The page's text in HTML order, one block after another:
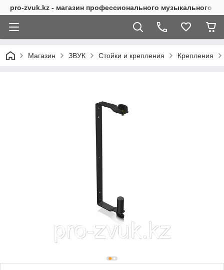
pro-zvuk.kz - магазин профессионального музыкального
Магазин ЗВУК Стойки и крепления Крепления